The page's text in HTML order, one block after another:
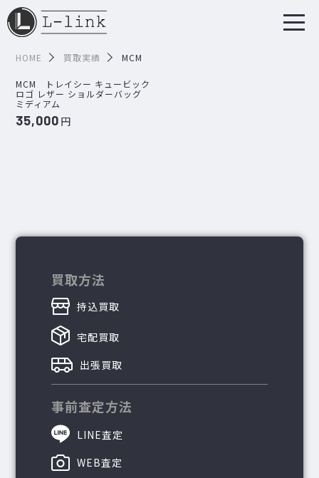
HOME 買取実績 MCM
買取方法
持込買取
宅配買取
出張買取
事前査定方法
LINE査定
WEB査定
MCM トレイシー キュービック
ロゴ レザー ショルダーバッグ
ミディアム
35,000 円